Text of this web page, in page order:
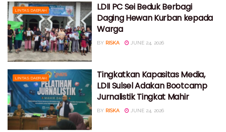
LINTAS DAERAH
LDII PC Sei Beduk Berbagi
Daging Hewan Kurban kepada
Warga
BY RISKA JUNE 24, 2026
LINTAS DAERAH
Tingkatkan Kapasitas Media,
LDII Sulsel Adakan Bootcamp
Jurnalistik Tingkat Mahir
BY RISKA JUNE 24, 2026